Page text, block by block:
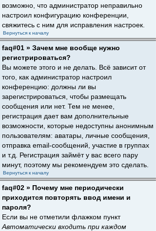
возможно, что администратор неправильно
настроил конфигурацию конференции,
свяжитесь с ним для исправления настроек.
Вернуться к началу
faq#01 » Зачем мне вообще нужно
регистрироваться?
Вы можете этого и не делать. Всё зависит от
того, как администратор настроил
конференцию: должны ли вы
зарегистрироваться, чтобы размещать
сообщения или нет. Тем не менее,
регистрация дает вам дополнительные
возможности, которые недоступны анонимным
пользователям: аватары, личные сообщения,
отправка email-сообщений, участие в группах
и т.д. Регистрация займёт у вас всего пару
минут, поэтому мы рекомендуем это сделать.
Вернуться к началу
faq#02 » Почему мне периодически
приходится повторять ввод имени и
пароля?
Если вы не отметили флажком пункт
Автоматически входить при каждом